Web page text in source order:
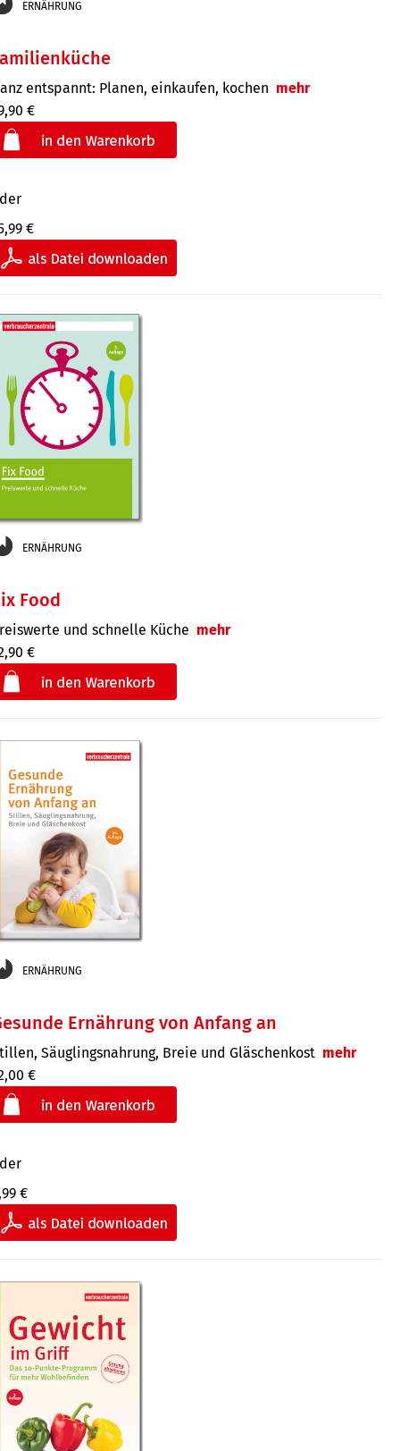
ERNÄHRUNG
entspannt: Planen, einkaufen, kochen mehr
€
€
ERNÄHRUNG
Food
und schnelle Küche mehr
€
ERNÄHRUNG
Ernährung von Anfang an
Säuglingsnahrung, Breie und Gläschenkost mehr
€
€